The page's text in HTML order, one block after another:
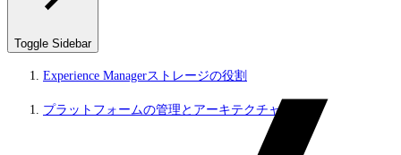
Toggle Sidebar
Experience Managerストレージの役割
プラットフォームの管理とアーキテクチャ